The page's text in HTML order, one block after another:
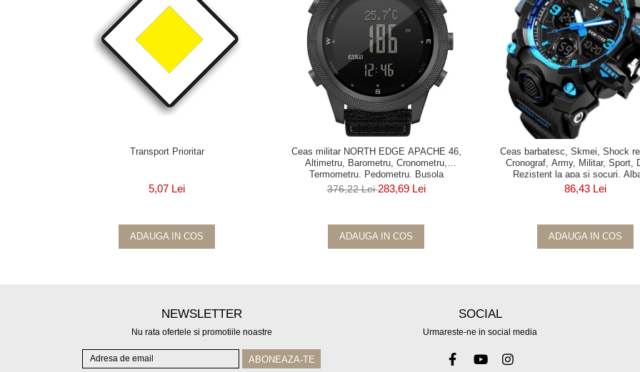
Transport Prioritar
5,07 Lei
ADAUGA IN COS
Ceas militar NORTH EDGE APACHE 46,
Altimetru, Barometru, Cronometru,
Termometru, Pedometru, Busola
376,22 Lei283,69 Lei
ADAUGA IN COS
Ceas barbatesc, Skmei, Shock
Cronograf, Army, Militar, Sport,
Rezistent la apa si socuri,
86,43 Lei
ADAUGA IN COS
NEWSLETTER
Nu rata ofertele si promotiile noastre
SOCIAL
Urmareste-ne in social media